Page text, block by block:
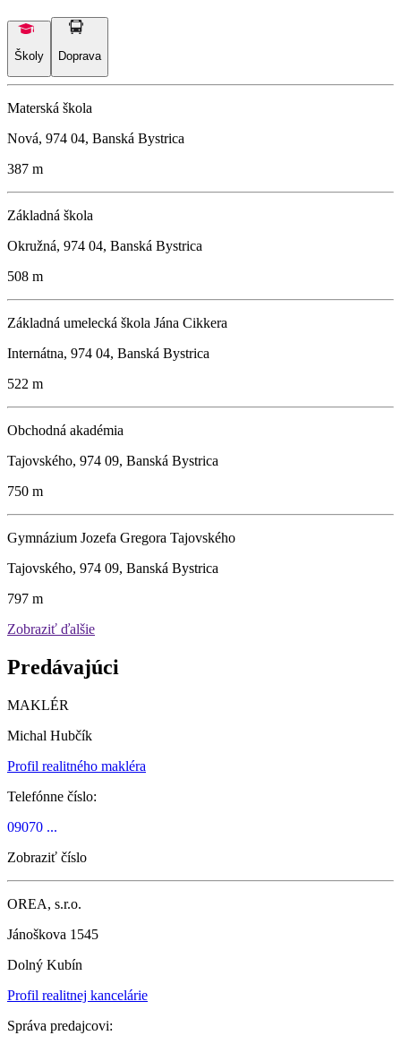
Školy Doprava
Materská škola
Nová, 974 04, Banská Bystrica
387 m
Základná škola
Okružná, 974 04, Banská Bystrica
508 m
Základná umelecká škola Jána Cikkera
Internátna, 974 04, Banská Bystrica
522 m
Obchodná akadémia
Tajovského, 974 09, Banská Bystrica
750 m
Gymnázium Jozefa Gregora Tajovského
Tajovského, 974 09, Banská Bystrica
797 m
Zobraziť ďalšie
Predávajúci
MAKLÉR
Michal Hubčík
Profil realitného makléra
Telefónne číslo:
09070 ...
Zobraziť číslo
OREA, s.r.o.
Jánoškova 1545
Dolný Kubín
Profil realitnej kancelárie
Správa predajcovi: